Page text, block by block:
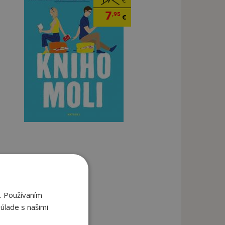
7,95€
s našimi